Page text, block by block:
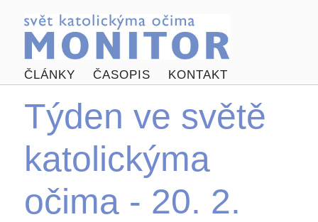
ČLÁNKY ČASOPIS KONTAKT
Týden ve světě
katolickýma
očima - 20. 2.